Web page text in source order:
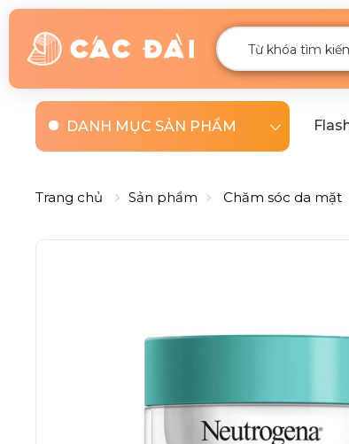
DANH MỤC SẢN PHẨM
Trang chủ Sản phẩm Chăm sóc da mặt